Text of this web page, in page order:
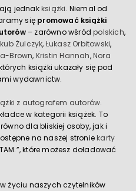
jednakksiążki. Niemal od
się promować książki
– zarówno wśródpolskich,
Żulczyk, Łukasz Orbitowski,
Brown, Kristin Hannah,Nora
książki ukazały się pod
wydawnictw.
z autografem autorów.
w kategorii książek. To
dla bliskiej osoby, jak i
na naszej stroniekarty
które możesz doładować
życiu naszych czytelników